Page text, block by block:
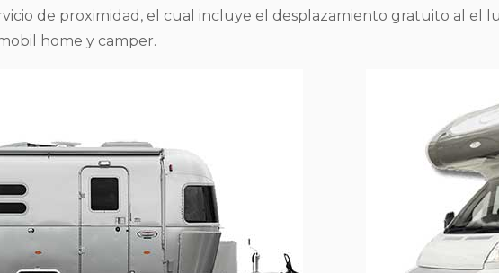
de proximidad, el cual incluye el desplazamiento gratuito al el
home y camper.